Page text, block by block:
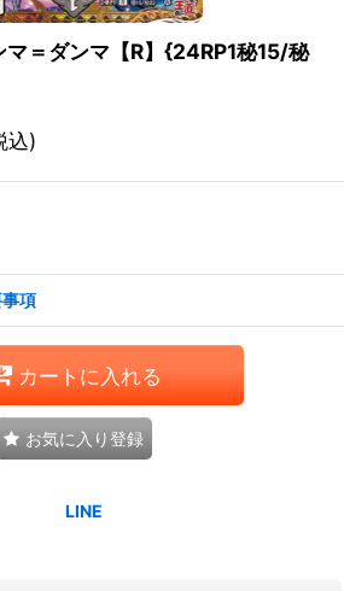
マ＝ダンマ【R】{24RP1秘15/秘
込)
項
カートに入れる
お気に入り登録